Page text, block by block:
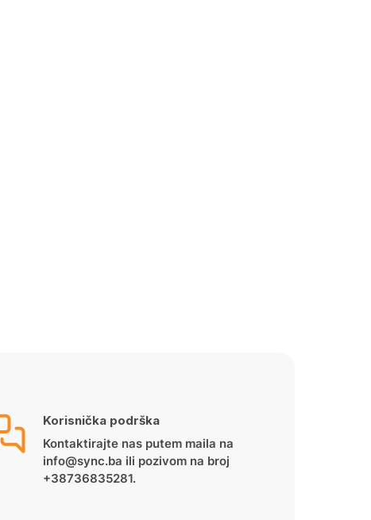
Korisnička podrška
Kontaktirajte nas putem maila na
info@sync.ba ili pozivom na broj
+38736835281.